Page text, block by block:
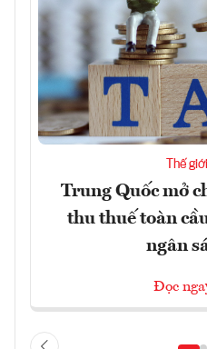
Thế giới
Trung Quốc mở
thu thuế toàn
ngân
Đọc